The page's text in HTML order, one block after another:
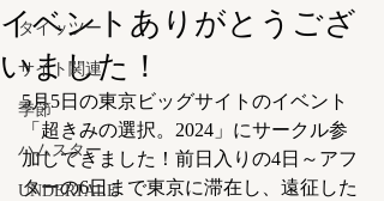
タイッツー
サイト関連
季節
ハムスター
UNDERTALE
イベントありがとうござ
いました！
5月5日の東京ビッグサイトのイベント
「超きみの選択。2024」にサークル参
加してきました！前日入りの4日～アフ
ターの6日まで東京に滞在し、遠征した